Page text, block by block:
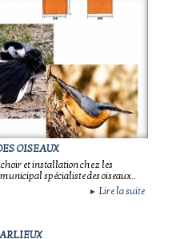
OISEAUX
et installation chez les
spécialiste des oiseaux..
► Lire la suite